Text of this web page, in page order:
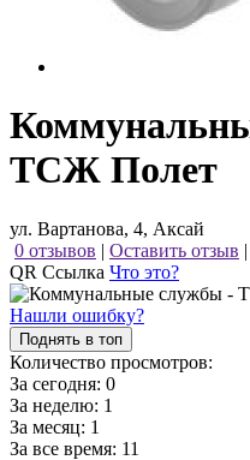
ТСЖ Полет
ул. Вартанова, 4, Аксай
0 отзывов | Оставить отзыв |
QR Ссылка Что это?
Нашли ошибку?
Поднять в топ
Количество просмотров:
За сегодня: 0
За неделю: 1
За месяц: 1
За все время: 11